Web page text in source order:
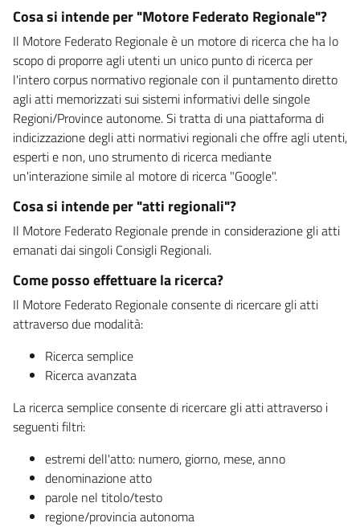
Cosa si intende per "Motore Federato Regionale"?
Il Motore Federato Regionale è un motore di ricerca che ha lo
scopo di proporre agli utenti un unico punto di ricerca per
l'intero corpus normativo regionale con il puntamento diretto
agli atti memorizzati sui sistemi informativi delle singole
Regioni/Province autonome. Si tratta di una piattaforma di
indicizzazione degli atti normativi regionali che offre agli utenti,
esperti e non, uno strumento di ricerca mediante
un'interazione simile al motore di ricerca "Google".
Cosa si intende per "atti regionali"?
Il Motore Federato Regionale prende in considerazione gli atti
emanati dai singoli Consigli Regionali.
Come posso effettuare la ricerca?
Il Motore Federato Regionale consente di ricercare gli atti
attraverso due modalità:
Ricerca semplice
Ricerca avanzata
La ricerca semplice consente di ricercare gli atti attraverso i
seguenti filtri:
estremi dell'atto: numero, giorno, mese, anno
denominazione atto
parole nel titolo/testo
regione/provincia autonoma